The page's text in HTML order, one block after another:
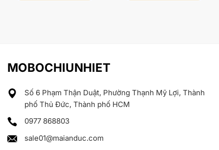
MOBOCHIUNHIET
Số 6 Phạm Thận Duật, Phường Thạnh Mỹ Lợi, Thành
phố Thủ Đức, Thành phố HCM
0977 868803
sale01@maianduc.com